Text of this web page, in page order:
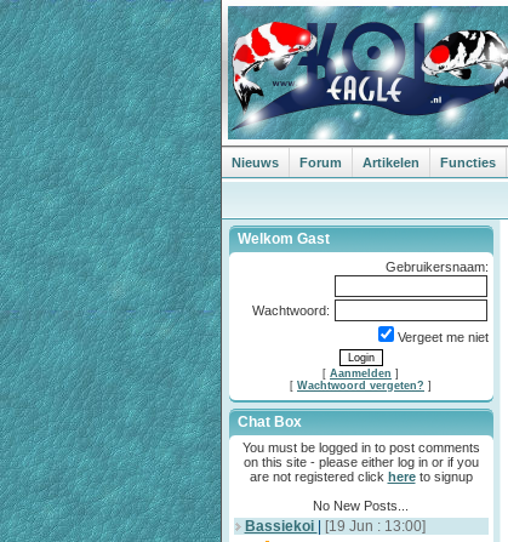
Nieuws Forum Artikelen Functies
Welkom Gast
Gebruikersnaam:
Wachtwoord:
Vergeet me niet
[ Aanmelden ]
[ Wachtwoord vergeten? ]
Chat Box
You must be logged in to post comments
on this site - please either log in or if you
are not registered click hereto signup
No New Posts...
Bassiekoi [19 Jun : 13:00]